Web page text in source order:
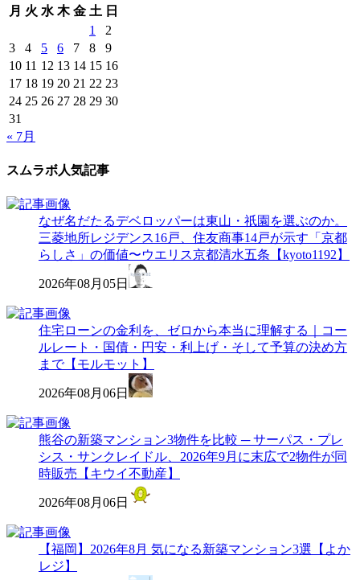
月 火 水 木 金 土 日
1
2
3
4 5 6 7 8
9
10 11 12 13 14 15 16
17 18 19 20 21 22 23
24 25 26 27 28 29 30
31
« 7月
スムラボ人気記事
なぜ名だたるデベロッパーは東山・祇園を選ぶのか。
三菱地所レジデンス16戸、住友商事14戸が示す「京都
らしさ」の価値〜ウエリス京都清水五条【kyoto1192】
2026年08月05日
住宅ローンの金利を、ゼロから本当に理解する｜コー
ルレート・国債・円安・利上げ・そして予算の決め方
まで【モルモット】
2026年08月06日
熊谷の新築マンション3物件を比較 ─ サーパス・プレ
シス・サンクレイドル、2026年9月に末広で2物件が同
時販売【キウイ不動産】
2026年08月06日
【福岡】2026年8月 気になる新築マンション3選【よか
レジ】